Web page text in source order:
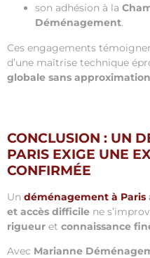
son adhésion à la
Déménagement.
Ces engagements
d’une maîtrise technique
globale sans approximation
CONCLUSION : UN
PARIS EXIGE UNE
CONFIRMÉE
Un déménagement à Paris
et accès difficile ne
rigueur et connaissance
Avec Marianne